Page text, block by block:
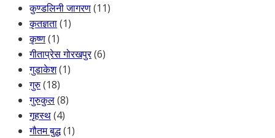
कुण्डलिनी जागरण(11)
कृतज्ञता(1)
कृष्ण(1)
गीताप्रेस गोरखपुर(6)
गुडाकेश(1)
गुरु(18)
गुरुकुल(8)
गृहस्थ(4)
गौतम बुद्ध(1)